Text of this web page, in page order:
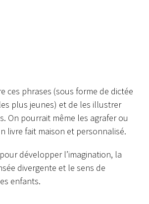
ces phrases (sous forme de dictée
plus jeunes) et de les illustrer
On pourrait même les agrafer ou
livre fait maison et personnalisé.
développer l’imagination, la
divergente et le sens de
enfants.